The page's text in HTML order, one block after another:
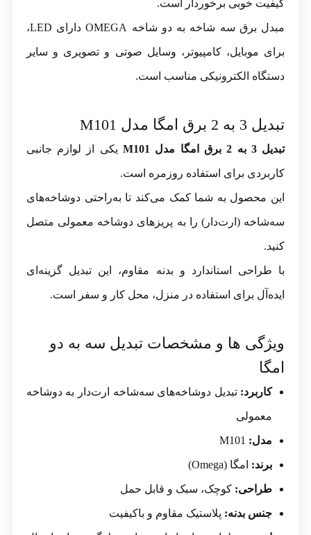
کیفیت خوبی برخوردار است.
مبدل برق سه شاخه به دو شاخه OMEGA دارای LED،
برای موبایل، کامپیوتر، وسایل صوتی و تصویری و سایر
دستگاه الکترونیکی مناسب است.
تبدیل 3 به 2 برق امگا مدل M101
تبدیل 3 به 2 برق امگا مدل M101 یکی از لوازم جانبی
کاربردی برای استفاده روزمره است.
این محصول به شما کمک می‌کند تا به‌راحتی دوشاخه‌های
سه‌شاخه (ارت‌دار) را به پریزهای دو‌شاخه معمولی متصل
کنید.
با طراحی استاندارد و بدنه مقاوم، این تبدیل گزینه‌ای
ایده‌آل برای استفاده در منزل، محل کار و سفر است.
ویژگی ها و مشخصات تبدیل سه به دو
امگا
کاربرد: تبدیل دوشاخه‌های سه‌شاخه ارت‌دار به دو‌شاخه
معمولی
مدل:
برند: امگا (Omega)
طراحی: کوچک، سبک و قابل حمل
جنس بدنه: پلاستیک مقاوم و باکیفیت